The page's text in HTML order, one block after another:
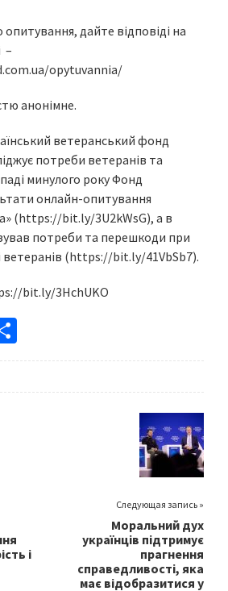
дайте відповіді на
–
opytuvannia/
анонімне.
ветеранський фонд
потреби ветеранів та
минулого року Фонд
онлайн-опитування
(https://bit.ly/3U2kWsG), а в
потреби та перешкоди при
(https://bit.ly/41VbSb7).
bit.ly/3HchUKO
h
і
Следующая запись »
Моральний дух
українців підтримує
прагнення
справедливості, яка
має відобразитися у